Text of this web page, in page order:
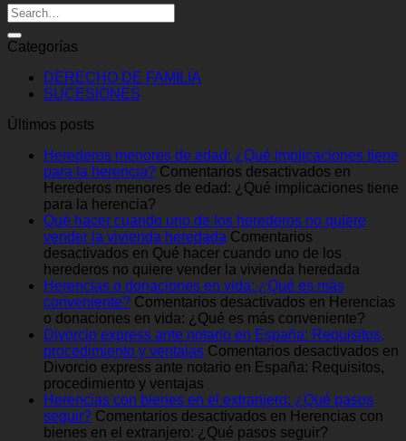
Categorías
DERECHO DE FAMILIA
SUCESIONES
Últimos posts
Herederos menores de edad: ¿Qué implicaciones tiene
para la herencia? Comentarios desactivados en
Herederos menores de edad: ¿Qué implicaciones tiene
para la herencia?
Qué hacer cuando uno de los herederos no quiere
vender la vivienda heredada Comentarios
desactivados en Qué hacer cuando uno de los
herederos no quiere vender la vivienda heredada
Herencias o donaciones en vida: ¿Qué es más
conveniente? Comentarios desactivados en Herencias
o donaciones en vida: ¿Qué es más conveniente?
Divorcio express ante notario en España: Requisitos,
procedimiento y ventajas Comentarios desactivados en
Divorcio express ante notario en España: Requisitos,
procedimiento y ventajas
Herencias con bienes en el extranjero: ¿Qué pasos
seguir? Comentarios desactivados en Herencias con
bienes en el extranjero: ¿Qué pasos seguir?